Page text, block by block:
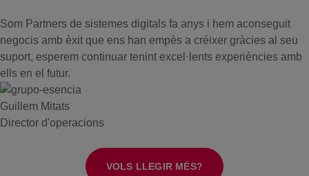
Som Partners de sistemes digitals fa anys i hem aconseguit
negocis amb èxit que ens han empès a créixer gràcies al seu
suport, esperem continuar tenint excel·lents experiències amb
ells en el futur.
Guillem Mitats
Director d'operacions
VOLS LLEGIR MÉS?